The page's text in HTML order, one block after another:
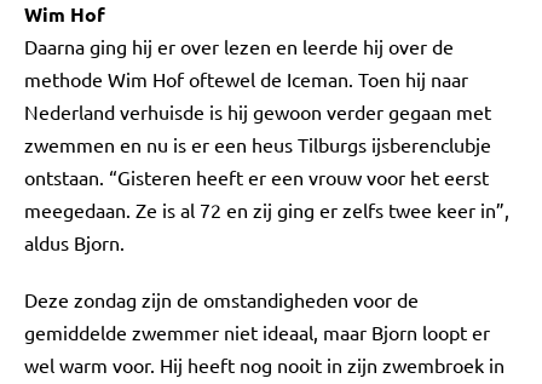
Wim Hof
Daarna ging hij er over lezen en leerde hij over de
methode Wim Hof oftewel de Iceman. Toen hij naar
Nederland verhuisde is hij gewoon verder gegaan met
zwemmen en nu is er een heus Tilburgs ijsberenclubje
ontstaan. “Gisteren heeft er een vrouw voor het eerst
meegedaan. Ze is al 72 en zij ging er zelfs twee keer in”,
aldus Bjorn.
Deze zondag zijn de omstandigheden voor de
gemiddelde zwemmer niet ideaal, maar Bjorn loopt er
wel warm voor. Hij heeft nog nooit in zijn zwembroek in